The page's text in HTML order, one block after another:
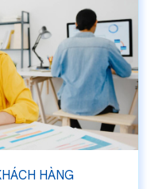
HÀNG